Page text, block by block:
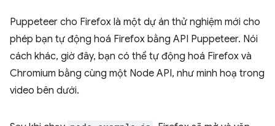
Puppeteer cho Firefox là một dự án thử nghiệm mới cho
phép bạn tự động hoá Firefox bằng API Puppeteer. Nói
cách khác, giờ đây, bạn có thể tự động hoá Firefox và
Chromium bằng cùng một Node API, như minh hoạ trong
video bên dưới.